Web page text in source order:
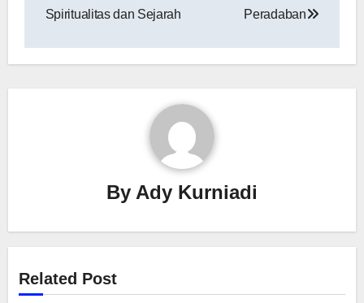
Spiritualitas dan Sejarah
Peradaban
By Ady Kurniadi
Related Post